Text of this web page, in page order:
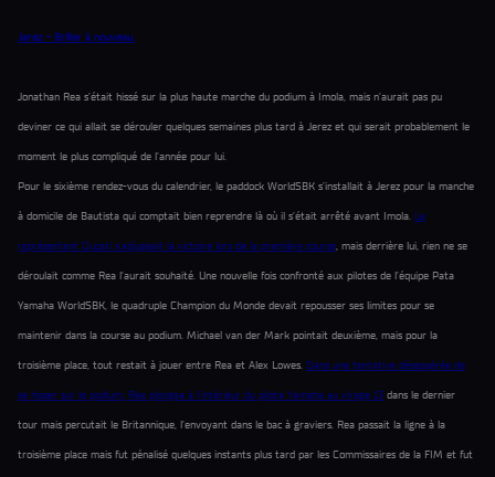
Jerez – Briller à nouveau.
Jonathan Rea s’était hissé sur la plus haute marche du podium à Imola, mais n’aurait pas pu
deviner ce qui allait se dérouler quelques semaines plus tard à Jerez et qui serait probablement le
moment le plus compliqué de l’année pour lui.
Pour le sixième rendez-vous du calendrier, le paddock WorldSBK s’installait à Jerez pour la manche
à domicile de Bautista qui comptait bien reprendre là où il s’était arrêté avant Imola. Le
représentant Ducati s’adjugeait la victoire lors de la première course, mais derrière lui, rien ne se
déroulait comme Rea l’aurait souhaité. Une nouvelle fois confronté aux pilotes de l’équipe Pata
Yamaha WorldSBK, le quadruple Champion du Monde devait repousser ses limites pour se
maintenir dans la course au podium. Michael van der Mark pointait deuxième, mais pour la
troisième place, tout restait à jouer entre Rea et Alex Lowes. Dans une tentative désespérée de
se hisser sur le podium, Rea plongea à l’intérieur du pilote Yamaha au virage 13 dans le dernier
tour mais percutait le Britannique, l’envoyant dans le bac à graviers. Rea passait la ligne à la
troisième place mais fut pénalisé quelques instants plus tard par les Commissaires de la FIM et fut